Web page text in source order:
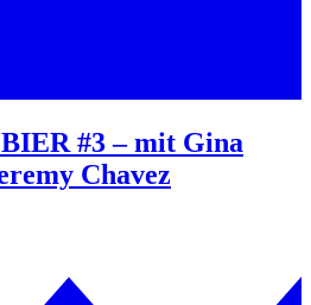
#3 – mit Gina
Chavez